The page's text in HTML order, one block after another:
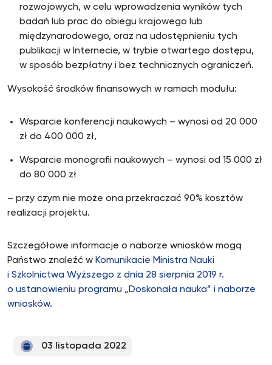
rozwojowych, w celu wprowadzenia wyników tych
badań lub prac do obiegu krajowego lub
międzynarodowego, oraz na udostępnieniu tych
publikacji w Internecie, w trybie otwartego dostępu,
w sposób bezpłatny i bez technicznych ograniczeń.
Wysokość środków finansowych w ramach modułu:
Wsparcie konferencji naukowych – wynosi od 20 000
zł do 400 000 zł,
Wsparcie monografii naukowych – wynosi od 15 000 zł
do 80 000 zł
– przy czym nie może ona przekraczać 90% kosztów
realizacji projektu.
Szczegółowe informacje o naborze wniosków mogą
Państwo znaleźć w Komunikacie Ministra Nauki
i Szkolnictwa Wyższego z dnia 28 sierpnia 2019 r.
o ustanowieniu programu „Doskonała nauka” i naborze
wniosków.
03 listopada 2022